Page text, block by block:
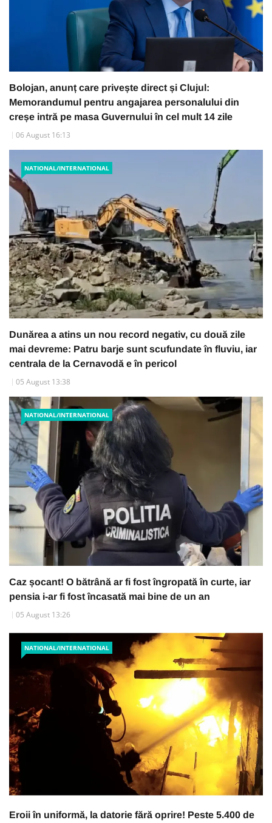
Bolojan, anunț care privește direct și Clujul:
Memorandumul pentru angajarea personalului din
creșe intră pe masa Guvernului în cel mult 14 zile
06 August 16:13
NATIONAL/INTERNATIONAL
Dunărea a atins un nou record negativ, cu două zile
mai devreme: Patru barje sunt scufundate în fluviu, iar
centrala de la Cernavodă e în pericol
05 August 13:38
NATIONAL/INTERNATIONAL
Caz șocant! O bătrână ar fi fost îngropată în curte, iar
pensia i-ar fi fost încasată mai bine de un an
05 August 13:26
NATIONAL/INTERNATIONAL
Eroii în uniformă, la datorie fără oprire! Peste 5.400 de